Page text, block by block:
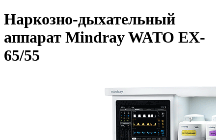
Наркозно-дыхательный
аппарат Mindray WATO EX-
65/55